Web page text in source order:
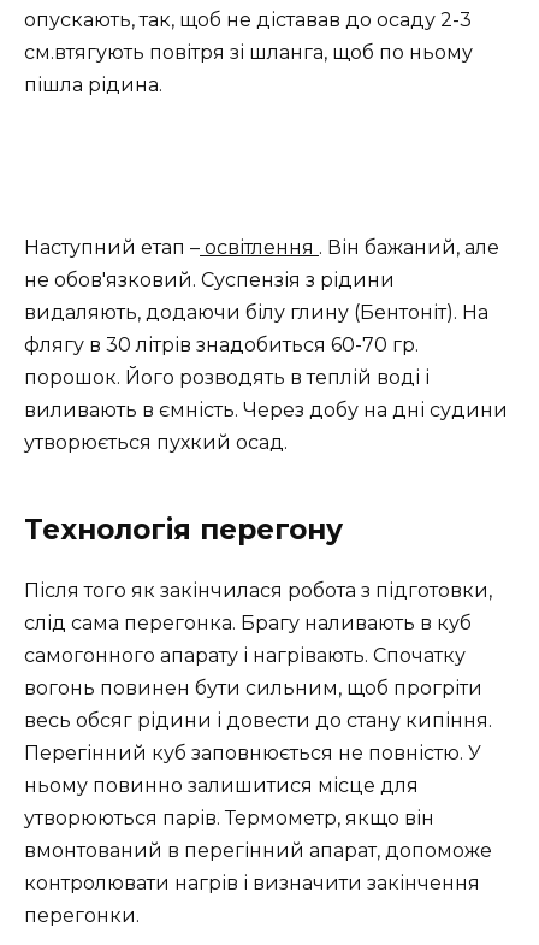
опускають, так, щоб не діставав до осаду 2-3
см.втягують повітря зі шланга, щоб по ньому
пішла рідина.
Наступний етап – освітлення . Він бажаний, але
не обов'язковий. Суспензія з рідини
видаляють, додаючи білу глину (Бентоніт). На
флягу в 30 літрів знадобиться 60-70 гр.
порошок. Його розводять в теплій воді і
виливають в ємність. Через добу на дні судини
утворюється пухкий осад.
Технологія перегону
Після того як закінчилася робота з підготовки,
слід сама перегонка. Брагу наливають в куб
самогонного апарату і нагрівають. Спочатку
вогонь повинен бути сильним, щоб прогріти
весь обсяг рідини і довести до стану кипіння.
Перегінний куб заповнюється не повністю. У
ньому повинно залишитися місце для
утворюються парів. Термометр, якщо він
вмонтований в перегінний апарат, допоможе
контролювати нагрів і визначити закінчення
перегонки.